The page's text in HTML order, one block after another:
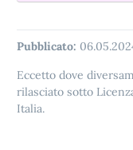
Pubblicato:
Eccetto dove
rilasciato sotto
Italia.